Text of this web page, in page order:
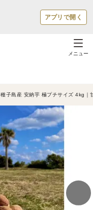
アプリで開く
メニュー
種子島産 安納芋 極プチサイズ 4kg｜